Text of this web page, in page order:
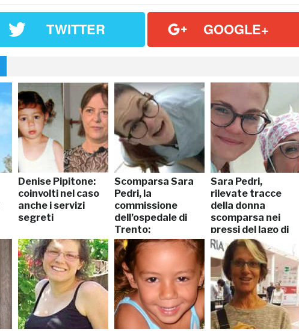
TWITTER GOOGLE+
Denise Pipitone:
coinvolti nel caso
anche i servizi
segreti
Scomparsa Sara
Pedri, la
commissione
dell’ospedale di
Trento:
“Licenziate il
primario”
Sara Pedri,
rilevate tracce
della donna
scomparsa nei
pressi del lago di
Santa Giustina